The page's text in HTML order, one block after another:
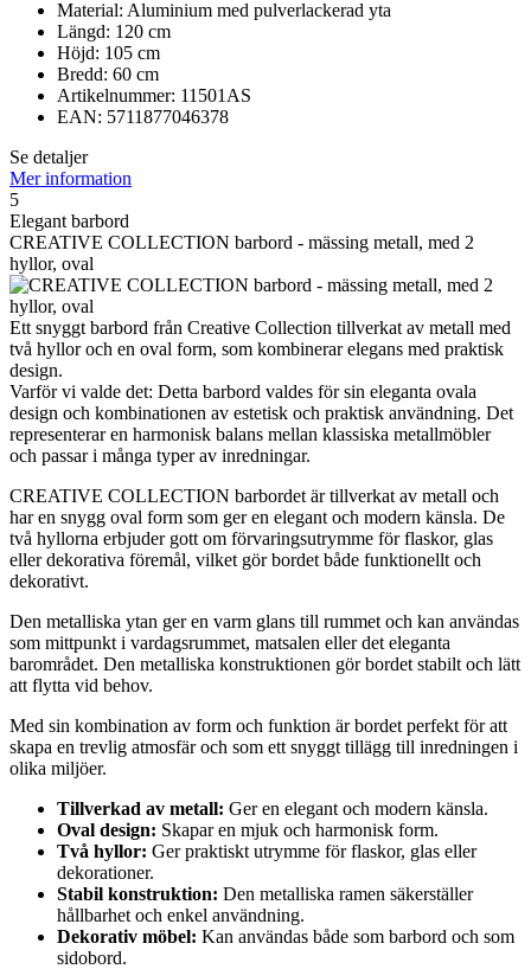
Material: Aluminium med pulverlackerad yta
Längd: 120 cm
Höjd: 105 cm
Bredd: 60 cm
Artikelnummer: 11501AS
EAN: 5711877046378
Se detaljer
Mer information
5
Elegant barbord
CREATIVE COLLECTION barbord - mässing metall, med 2
hyllor, oval
Ett snyggt barbord från Creative Collection tillverkat av metall med
två hyllor och en oval form, som kombinerar elegans med praktisk
design.
Varför vi valde det: Detta barbord valdes för sin eleganta ovala
design och kombinationen av estetisk och praktisk användning. Det
representerar en harmonisk balans mellan klassiska metallmöbler
och passar i många typer av inredningar.
CREATIVE COLLECTION barbordet är tillverkat av metall och
har en snygg oval form som ger en elegant och modern känsla. De
två hyllorna erbjuder gott om förvaringsutrymme för flaskor, glas
eller dekorativa föremål, vilket gör bordet både funktionellt och
dekorativt.
Den metalliska ytan ger en varm glans till rummet och kan användas
som mittpunkt i vardagsrummet, matsalen eller det eleganta
barområdet. Den metalliska konstruktionen gör bordet stabilt och lätt
att flytta vid behov.
Med sin kombination av form och funktion är bordet perfekt för att
skapa en trevlig atmosfär och som ett snyggt tillägg till inredningen i
olika miljöer.
Tillverkad av metall: Ger en elegant och modern känsla.
Oval design: Skapar en mjuk och harmonisk form.
Två hyllor: Ger praktiskt utrymme för flaskor, glas eller
dekorationer.
Stabil konstruktion: Den metalliska ramen säkerställer
hållbarhet och enkel användning.
Dekorativ möbel: Kan användas både som barbord och som
sidobord.